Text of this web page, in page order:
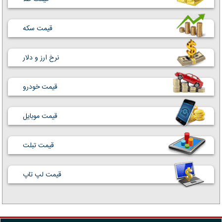
قیمت سکه
نرخ ارز و دلار
قیمت خودرو
قیمت موبایل
قیمت تبلت
قیمت لپ تاپ